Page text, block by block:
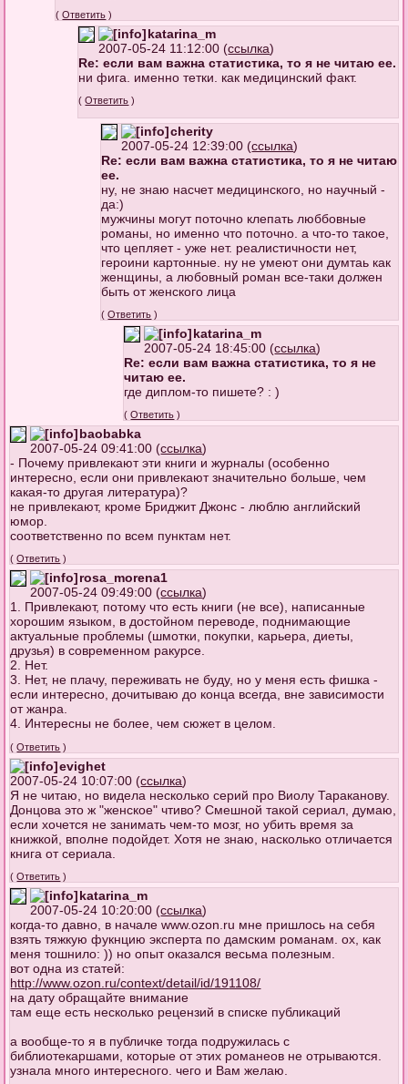
(Ответить )
katarina_m
2007-05-24 11:12:00 (ссылка)
Re: если вам важна статистика, то я не читаю ее.
ни фига. именно тетки. как медицинский факт.
(Ответить )
cherity
2007-05-24 12:39:00 (ссылка)
Re: если вам важна статистика, то я не читаю
ее.
ну, не знаю насчет медицинского, но научный -
да:)
мужчины могут поточно клепать люббовные
романы, но именно что поточно. а что-то такое,
что цепляет - уже нет. реалистичности нет,
героини картонные. ну не умеют они думтаь как
женщины, а любовный роман все-таки должен
быть от женского лица
(Ответить )
katarina_m
2007-05-24 18:45:00 (ссылка)
Re: если вам важна статистика, то я не
читаю ее.
где диплом-то пишете? : )
(Ответить )
baobabka
2007-05-24 09:41:00 (ссылка)
- Почему привлекают эти книги и журналы (особенно
интересно, если они привлекают значительно больше, чем
какая-то другая литература)?
не привлекают, кроме Бриджит Джонс - люблю английский
юмор.
соответственно по всем пунктам нет.
(Ответить )
rosa_morena1
2007-05-24 09:49:00 (ссылка)
1. Привлекают, потому что есть книги (не все), написанные
хорошим языком, в достойном переводе, поднимающие
актуальные проблемы (шмотки, покупки, карьера, диеты,
друзья) в современном ракурсе.
2. Нет.
3. Нет, не плачу, переживать не буду, но у меня есть фишка -
если интересно, дочитываю до конца всегда, вне зависимости
от жанра.
4. Интересны не более, чем сюжет в целом.
(Ответить )
evighet
2007-05-24 10:07:00 (ссылка)
Я не читаю, но видела несколько серий про Виолу Тараканову.
Донцова это ж "женское" чтиво? Смешной такой сериал, думаю,
если хочется не занимать чем-то мозг, но убить время за
книжкой, вполне подойдет. Хотя не знаю, насколько отличается
книга от сериала.
(Ответить )
katarina_m
2007-05-24 10:20:00 (ссылка)
когда-то давно, в начале www.ozon.ru мне пришлось на себя
взять тяжкую фукнцию эксперта по дамским романам. ох, как
меня тошнило: )) но опыт оказался весьма полезным.
вот одна из статей:
http://www.ozon.ru/context/detail/id/191108/
на дату обращайте внимание
там еще есть несколько рецензий в списке публикаций
а вообще-то я в публичке тогда подружилась с
библиотекаршами, которые от этих романеов не отрываются.
узнала много интересного. чего и Вам желаю.